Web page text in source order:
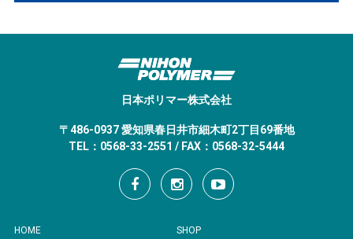
日本ポリマー株式会社
〒486-0937 愛知県春日井市細木町2丁目69番地
TEL：0568-33-2551 / FAX：0568-32-5444
HOME
SHOP